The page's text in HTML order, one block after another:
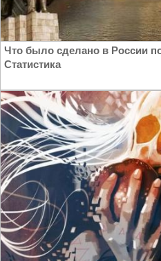
Что было сделано в России
Статистика